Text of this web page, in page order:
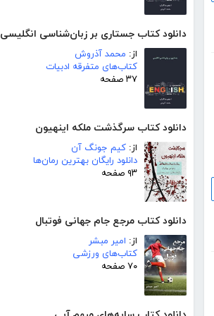
دانلود کتاب جستاری بر زبان‌شناسی انگلیسی
از: محمد آذروش
کتاب‌های متفرقه ادبیات
۳۷ صفحه
دانلود کتاب سرگذشت ملکه اینهیون
از: کیم جونگ آن
دانلود رایگان بهترین رمان‌ها
۹۳ صفحه
دانلود کتاب مرجع جام جهانی فوتبال
از: امیر مبشر
کتاب‌های ورزشی
۷۰ صفحه